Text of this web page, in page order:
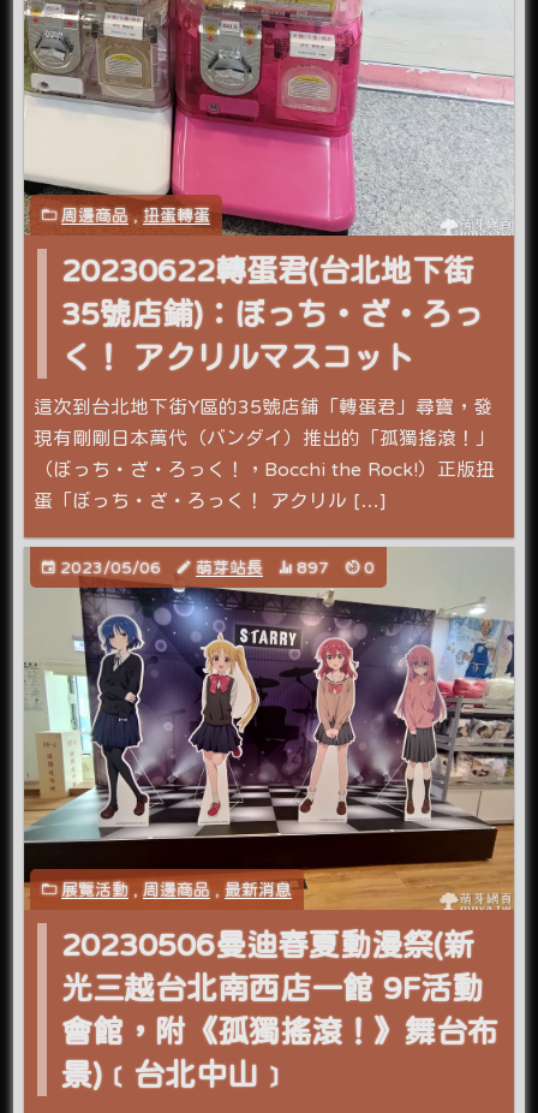
周邊商品,扭蛋轉蛋
20230622轉蛋君(台北地下街
35號店鋪)：ぼっち・ざ・ろっ
く！ アクリルマスコット
這次到台北地下街Y區的35號店鋪「轉蛋君」尋寶，發
現有剛剛日本萬代（バンダイ）推出的「孤獨搖滾！」
（ぼっち・ざ・ろっく！，Bocchi the Rock!）正版扭
蛋「ぼっち・ざ・ろっく！ アクリル […]
2023/05/06 萌芽站長 897 0
展覽活動 ,周邊商品 ,最新消息
20230506曼迪春夏動漫祭(新
光三越台北南西店一館 9F活動
會館，附《孤獨搖滾！》舞台布
景)﹝台北中山﹞